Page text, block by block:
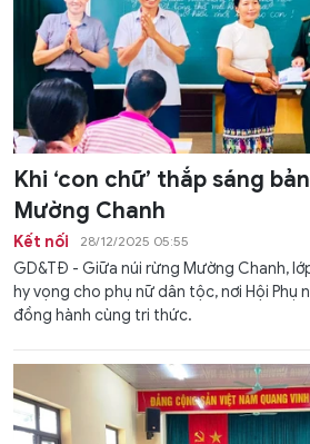
Khi ‘con chữ’ thắp sáng
Mường Chanh
Kết nối 28/12/2025 05:55
GD&TĐ - Giữa núi rừng Mường Chanh,
hy vọng cho phụ nữ dân tộc, nơi Hội Phụ
đồng hành cùng tri thức.